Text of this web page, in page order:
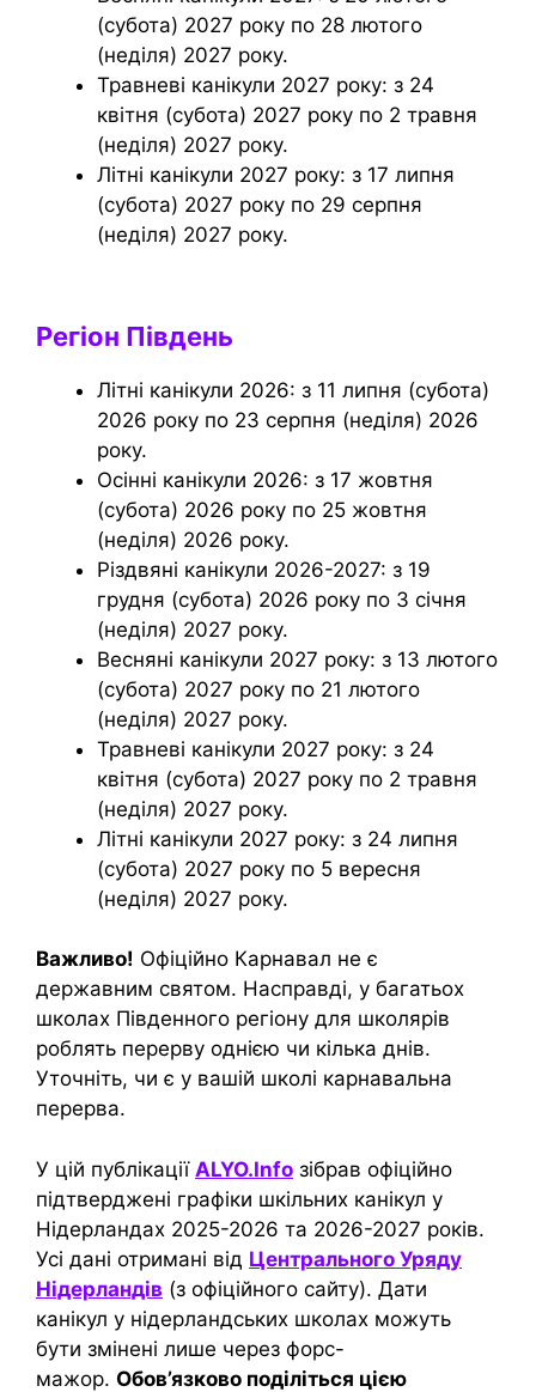
(субота) 2027 року по 28 лютого
(неділя) 2027 року.
Травневі канікули 2027 року: з 24
квітня (субота) 2027 року по 2 травня
(неділя) 2027 року.
Літні канікули 2027 року: з 17 липня
(субота) 2027 року по 29 серпня
(неділя) 2027 року.
Регіон Південь
Літні канікули 2026: з 11 липня (субота)
2026 року по 23 серпня (неділя) 2026
року.
Осінні канікули 2026: з 17 жовтня
(субота) 2026 року по 25 жовтня
(неділя) 2026 року.
Різдвяні канікули 2026-2027: з 19
грудня (субота) 2026 року по 3 січня
(неділя) 2027 року.
Весняні канікули 2027 року: з 13 лютого
(субота) 2027 року по 21 лютого
(неділя) 2027 року.
Травневі канікули 2027 року: з 24
квітня (субота) 2027 року по 2 травня
(неділя) 2027 року.
Літні канікули 2027 року: з 24 липня
(субота) 2027 року по 5 вересня
(неділя) 2027 року.
Важливо! Офіційно Карнавал не є
державним святом. Насправді, у багатьох
школах Південного регіону для школярів
роблять перерву однією чи кілька днів.
Уточніть, чи є у вашій школі карнавальна
перерва.
У цій публікації ALYO.Info зібрав офіційно
підтверджені графіки шкільних канікул у
Нідерландах 2025-2026 та 2026-2027 років.
Усі дані отримані від Центрального Уряду
Нідерландів (з офіційного сайту). Дати
канікул у нідерландських школах можуть
бути змінені лише через форс-
мажор. Обов’язково поділіться цією